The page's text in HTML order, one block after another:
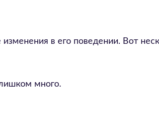
в его поведении. Вот
много.